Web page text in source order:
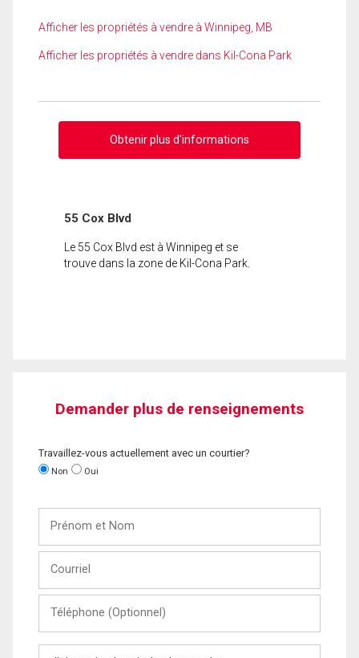
Afficher les propriétés à vendre à Winnipeg, MB
Afficher les propriétés à vendre dans Kil-Cona Park
Obtenir plus d'informations
55 Cox Blvd
Le 55 Cox Blvd est à Winnipeg et se
trouve dans la zone de Kil-Cona Park.
Demander plus de renseignements
Travaillez-vous actuellement avec un courtier?
Non Oui
Nom
(Optionnel)
Message